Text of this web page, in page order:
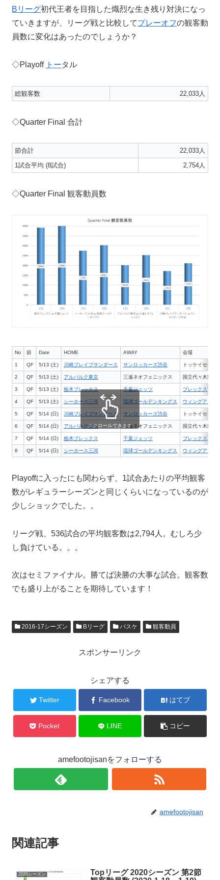
Bリーグ初代王者を目指した熾烈な生き残り対決になっ
ていきますが、リーグ戦と比較してプレーオフの観客動
員数に変化はあったのでしょうか？
◇Playoff トータル
総観客数 22,033人
◇Quarter Final 合計
節合計
22,033人
1試合平均 (8試合)
2,754人
◇Quarter Final 観客動員数
No 節 Date HOME AWAY 会場
1 QF 5/13 (土) 川崎ブレイブサンダース サンロッカーズ渋谷 トッケイセキュ
2 QF 5/13 (土) アルバルク東京 三遠ネオフェニックス 国立代々木競技
3 QF 5/13 (土) 栃木ブレックス 千葉ジェッツ ブレックス アリ
4 QF 5/13 (土) シーホース三河 琉球ゴールデンキングス ウィングアリー
5 QF 5/14 (日) 川崎ブレイブサンダース サンロッカーズ渋谷 トッケイセキュ
6 QF 5/14 (日) アルバルク東京 三遠ネオフェニックス 国立代々木競技
7 QF 5/14 (日) 栃木ブレックス 千葉ジェッツ ブレックス アリ
8 QF 5/14 (日) シーホース三河 琉球ゴールデンキングス ウィングアリー
スクロールできます
Playoffに入ったにも関わらず、1試合あたりの平均観客
数がレギュラーシーズンと同じくらいになっているのが
少しショックでした。。
リーグ戦、536試合の平均観客数は2,794人。むしろ少
し負けている。。。
次はセミファイナル。勝てば決勝の大事な試合。観客数
でも盛り上がることを期待しています！
2016-17シーズン Bリーグ バスケ 観客動員
スポンサーリンク
シェアする
Twitter Facebook はてブ
Pocket LINE コピー
amefootojisanをフォローする
amefootojisan
関連記事
2020シーズン
Topリーグ 2020シーズン 第2節